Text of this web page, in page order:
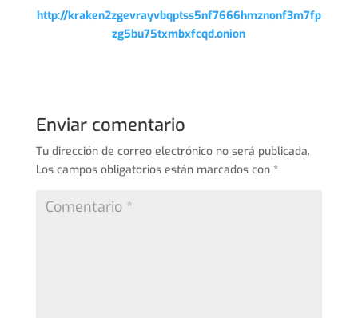
http://kraken2zgevrayvbqptss5nf7666hmznonf3m7fp
zg5bu75txmbxfcqd.onion
Enviar comentario
Tu dirección de correo electrónico no será publicada.
Los campos obligatorios están marcados con *